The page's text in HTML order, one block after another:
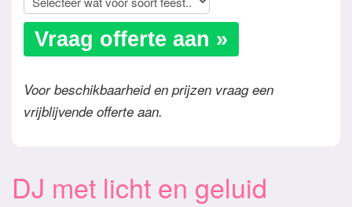
Vraag offerte aan »
Voor beschikbaarheid en prijzen vraag een
vrijblijvende offerte aan.
DJ met licht en geluid